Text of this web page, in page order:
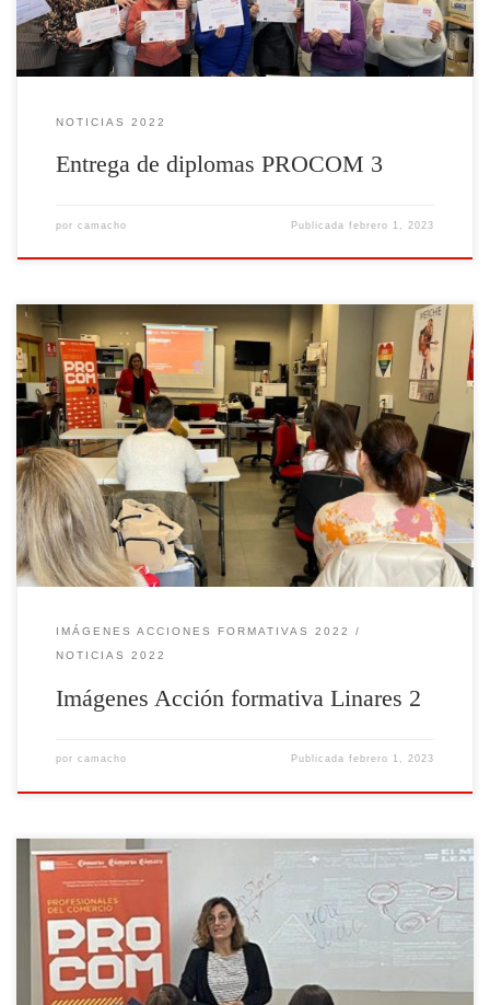
NOTICIAS 2022
Entrega de diplomas PROCOM 3
por camacho Publicadafebrero 1, 2023
Imágenes Acción formativa Linares2 celebrada de 07/11/2022 –
30/12/2022
IMÁGENES ACCIONES FORMATIVAS 2022
NOTICIAS 2022
Imágenes Acción formativa Linares 2
por camacho Publicadafebrero 1, 2023
Imágenes Acción formativa Linares1 celebrada de 13 de octubre al 15
de noviembre de 2022